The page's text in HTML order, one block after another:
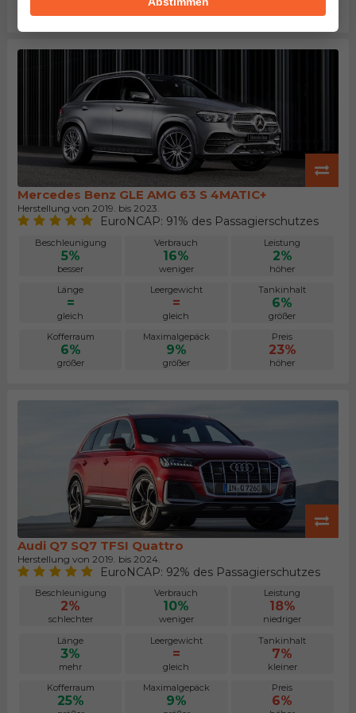
Mercedes Benz GLE AMG 63 S 4MATIC+
Herstellung von 2019. bis 2023.
EuroNCAP: 91% des Passagierschutzes
Beschleunigung
5%
besser
Verbrauch
16%
weniger
Leistung
2%
höher
Länge
=
gleich
Leergewicht
=
gleich
Tankinhalt
6%
größer
Kofferraum
6%
größer
Maximalgepäck
9%
größer
Preis
23%
höher
Audi Q7 SQ7 TFSI Quattro
Herstellung von 2019. bis 2024.
EuroNCAP: 92% des Passagierschutzes
Beschleunigung
2%
schlechter
Verbrauch
10%
weniger
Leistung
18%
niedriger
Länge
3%
mehr
Leergewicht
=
gleich
Tankinhalt
7%
kleiner
Kofferraum
25%
Maximalgepäck
9%
Preis
6%